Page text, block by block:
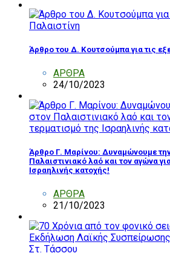
Άρθρο του Δ. Κουτσούμπα για τις
ΑΡΘΡΑ
24/10/2023
Άρθρο Γ. Μαρίνου: Δυναμώνουμε
Παλαιστινιακό λαό και τον αγώνα
Ισραηλινής κατοχής!
ΑΡΘΡΑ
21/10/2023